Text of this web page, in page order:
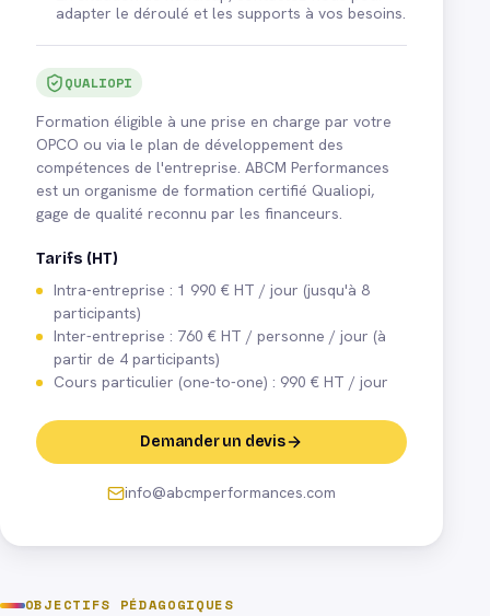
OBJECTIFS PÉDAGOGIQUES
adapter le déroulé et les supports à vos besoins.
QUALIOPI
Formation éligible à une prise en charge par votre
OPCO ou via le plan de développement des
compétences de l'entreprise. ABCM Performances
est un organisme de formation certifié Qualiopi,
gage de qualité reconnu par les financeurs.
Tarifs (HT)
Intra-entreprise : 1 990 € HT / jour (jusqu'à 8
participants)
Inter-entreprise : 760 € HT / personne / jour (à
partir de 4 participants)
Cours particulier (one-to-one) : 990 € HT / jour
Demander un devis
info@abcmperformances.com